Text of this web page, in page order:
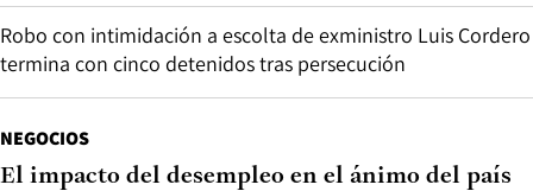
Robo con intimidación a escolta de exministro Luis Cordero
termina con cinco detenidos tras persecución
NEGOCIOS
El impacto del desempleo en el ánimo del país